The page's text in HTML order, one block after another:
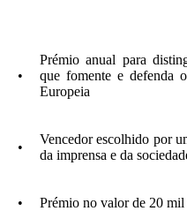
•
Prémio anual para
que fomente e defenda
Europeia
•
Vencedor escolhido por
da imprensa e da
• Prémio no valor de 20 mil